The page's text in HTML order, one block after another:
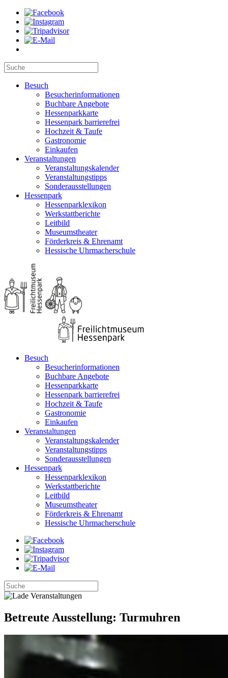
Besuch
Besucherinformationen
Buchbare Angebote
Hessenparkkarte
Hessenpark barrierefrei
Hochzeit & Taufe
Gastronomie
Einkaufen
Veranstaltungen
Veranstaltungskalender
Veranstaltungstipps
Sonderausstellungen
Hessenpark
Hessenparklexikon
Werkstattberichte
Leitbild
Museumstheater
Förderkreis & Ehrenamt
Hessische Uhrmacherschule
Besuch
Besucherinformationen
Buchbare Angebote
Hessenparkkarte
Hessenpark barrierefrei
Hochzeit & Taufe
Gastronomie
Einkaufen
Veranstaltungen
Veranstaltungskalender
Veranstaltungstipps
Sonderausstellungen
Hessenpark
Hessenparklexikon
Werkstattberichte
Leitbild
Museumstheater
Förderkreis & Ehrenamt
Hessische Uhrmacherschule
Betreute Ausstellung: Turmuhren